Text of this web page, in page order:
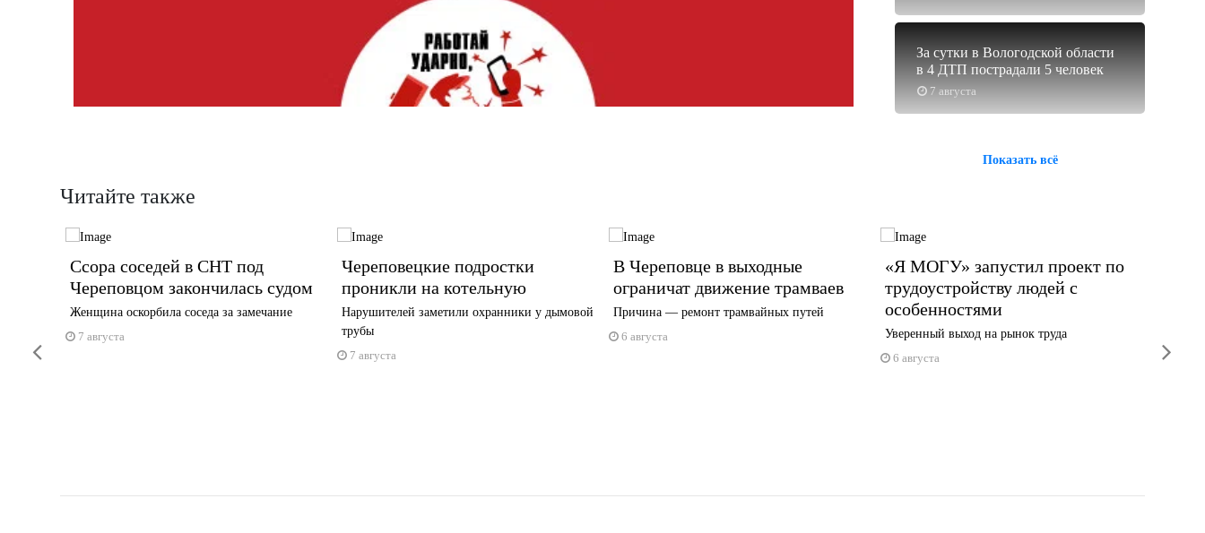
7 августа
За сутки в Вологодской области
в 4 ДТП пострадали 5 человек
Показать всё
Читайте также
Ссора соседей в СНТ под
Череповцом закончилась судом
Женщина оскорбила соседа за замечание
7 августа
Череповецкие подростки
проникли на котельную
Нарушителей заметили охранники у дымовой
трубы
7 августа
В Череповце в выходные
ограничат движение трамваев
Причина — ремонт трамвайных путей
6 августа
«Я МОГУ» запустил проект по
трудоустройству людей с
особенностями
Уверенный выход на рынок труда
6 августа